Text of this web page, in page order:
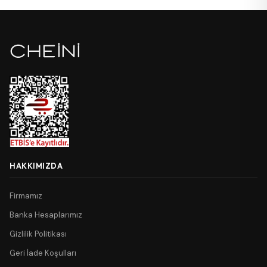
HAKKIMIZDA
Firmamız
Banka Hesaplarımız
Gizlilik Politikası
Geri İade Koşulları